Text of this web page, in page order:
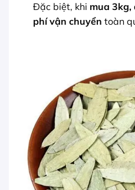
Đặc biệt, khi mua 3kg,
phí vận chuyển toàn